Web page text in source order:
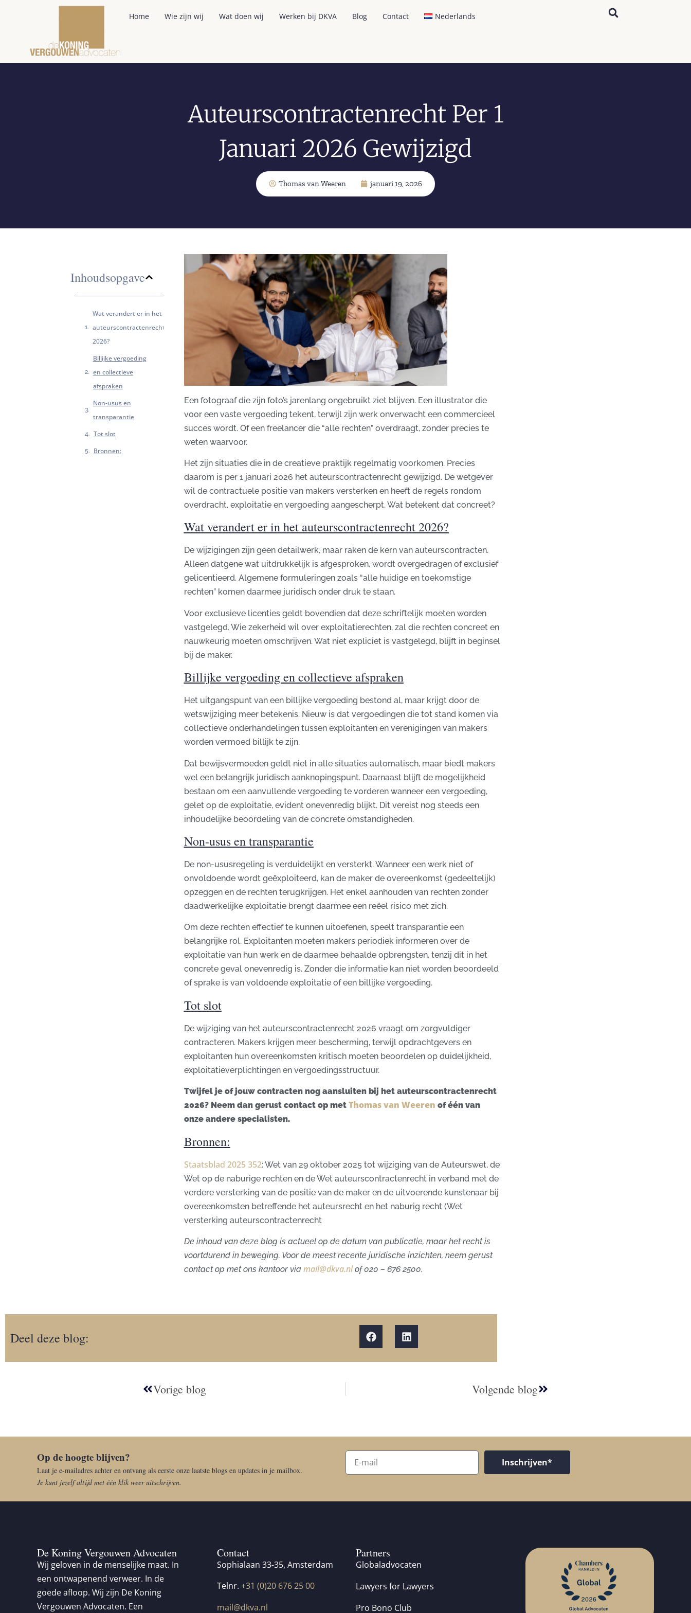
Home Wie zijn wij Wat doen wij Werken bij DKVA Blog Contact Nederlands
Auteurscontractenrecht Per 1
Januari 2026 Gewijzigd
Thomas van Weeren januari 19, 2026
Inhoudsopgave
Wat verandert er in het
auteurscontractenrecht
2026?
Billijke vergoeding
en collectieve
afspraken
Non-usus en
transparantie
Tot slot
Bronnen:
Een fotograaf die zijn foto’s jarenlang ongebruikt ziet blijven. Een illustrator die
voor een vaste vergoeding tekent, terwijl zijn werk onverwacht een commercieel
succes wordt. Of een freelancer die “alle rechten” overdraagt, zonder precies te
weten waarvoor.
Het zijn situaties die in de creatieve praktijk regelmatig voorkomen. Precies
daarom is per 1 januari 2026 het auteurscontractenrecht gewijzigd. De wetgever
wil de contractuele positie van makers versterken en heeft de regels rondom
overdracht, exploitatie en vergoeding aangescherpt. Wat betekent dat concreet?
Wat verandert er in het auteurscontractenrecht 2026?
De wijzigingen zijn geen detailwerk, maar raken de kern van auteurscontracten.
Alleen datgene wat uitdrukkelijk is afgesproken, wordt overgedragen of exclusief
gelicentieerd. Algemene formuleringen zoals “alle huidige en toekomstige
rechten” komen daarmee juridisch onder druk te staan.
Voor exclusieve licenties geldt bovendien dat deze schriftelijk moeten worden
vastgelegd. Wie zekerheid wil over exploitatierechten, zal die rechten concreet en
nauwkeurig moeten omschrijven. Wat niet expliciet is vastgelegd, blijft in beginsel
bij de maker.
Billijke vergoeding en collectieve afspraken
Het uitgangspunt van een billijke vergoeding bestond al, maar krijgt door de
wetswijziging meer betekenis. Nieuw is dat vergoedingen die tot stand komen via
collectieve onderhandelingen tussen exploitanten en verenigingen van makers
worden vermoed billijk te zijn.
Dat bewijsvermoeden geldt niet in alle situaties automatisch, maar biedt makers
wel een belangrijk juridisch aanknopingspunt. Daarnaast blijft de mogelijkheid
bestaan om een aanvullende vergoeding te vorderen wanneer een vergoeding,
gelet op de exploitatie, evident onevenredig blijkt. Dit vereist nog steeds een
inhoudelijke beoordeling van de concrete omstandigheden.
Non-usus en transparantie
De non-ususregeling is verduidelijkt en versterkt. Wanneer een werk niet of
onvoldoende wordt geëxploiteerd, kan de maker de overeenkomst (gedeeltelijk)
opzeggen en de rechten terugkrijgen. Het enkel aanhouden van rechten zonder
daadwerkelijke exploitatie brengt daarmee een reëel risico met zich.
Om deze rechten effectief te kunnen uitoefenen, speelt transparantie een
belangrijke rol. Exploitanten moeten makers periodiek informeren over de
exploitatie van hun werk en de daarmee behaalde opbrengsten, tenzij dit in het
concrete geval onevenredig is. Zonder die informatie kan niet worden beoordeeld
of sprake is van voldoende exploitatie of een billijke vergoeding.
Tot slot
De wijziging van het auteurscontractenrecht 2026 vraagt om zorgvuldiger
contracteren. Makers krijgen meer bescherming, terwijl opdrachtgevers en
exploitanten hun overeenkomsten kritisch moeten beoordelen op duidelijkheid,
exploitatieverplichtingen en vergoedingsstructuur.
Twijfel je of jouw contracten nog aansluiten bij het auteurscontractenrecht
2026? Neem dan gerust contact op met Thomas van Weeren of één van
onze andere specialisten.
Bronnen:
Staatsblad 2025 352: Wet van 29 oktober 2025 tot wijziging van de Auteurswet, de
Wet op de naburige rechten en de Wet auteurscontractenrecht in verband met de
verdere versterking van de positie van de maker en de uitvoerende kunstenaar bij
overeenkomsten betreffende het auteursrecht en het naburig recht (Wet
versterking auteurscontractenrecht
De inhoud van deze blog is actueel op de datum van publicatie, maar het recht is
voortdurend in beweging. Voor de meest recente juridische inzichten, neem gerust
contact op met ons kantoor via mail@dkva.nlof 020 – 676 2500.
Deel deze blog:
Vorige blog Volgende blog
Op de hoogte blijven?
Laat je e-mailadres achter en ontvang als eerste onze laatste blogs en updates in je mailbox.
Je kunt jezelf altijd met één klik weer uitschrijven.
Inschrijven*
De Koning Vergouwen Advocaten
Wij geloven in de menselijke maat. In
een ontwapenend verweer. In de
goede afloop. Wij zijn De Koning
Vergouwen Advocaten. Een
Contact
Sophialaan 33-35, Amsterdam
Telnr. +31 (0)20 676 25 00
mail@dkva.nl
Partners
Globaladvocaten
Lawyers for Lawyers
Pro Bono Club